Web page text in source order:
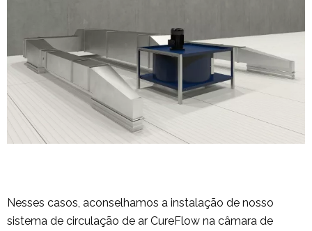
Nesses casos, aconselhamos a instalação de nosso
sistema de circulação de ar CureFlow na câmara de